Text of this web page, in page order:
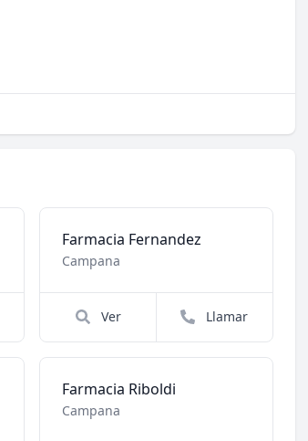
Farmacia Fernandez
Campana
Ver Llamar
Farmacia Riboldi
Campana